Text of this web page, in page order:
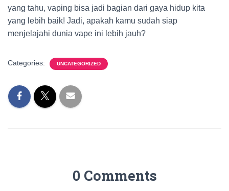
yang tahu, vaping bisa jadi bagian dari gaya hidup kita
yang lebih baik! Jadi, apakah kamu sudah siap
menjelajahi dunia vape ini lebih jauh?
Categories: UNCATEGORIZED
0 Comments